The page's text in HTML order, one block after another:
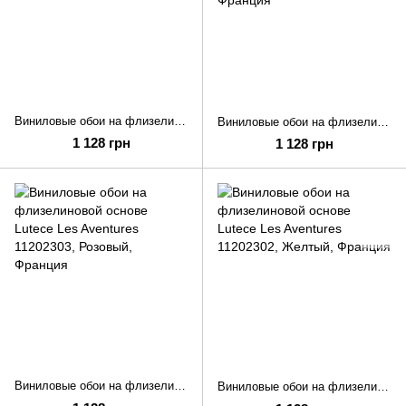
1 128 грн 1 128 грн
Виниловые обои на флизелиновой основе Lutece Les Aventures 11202303 Виниловые обои на флизелиновой основе Lutece Les Aventures 11202302